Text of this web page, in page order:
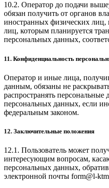
10.2. Оператор до подачи
обязан получить от органов
иностранных физических
лиц, которым планируется
персональных данных,
11. Конфиденциальность
Оператор и иные лица,
данным, обязаны не
распространять персональные
персональных данных, если
федеральным законом.
12. Заключительные положения
12.1. Пользователь может
интересующим вопросам,
персональных данных,
электронной почты form@l-